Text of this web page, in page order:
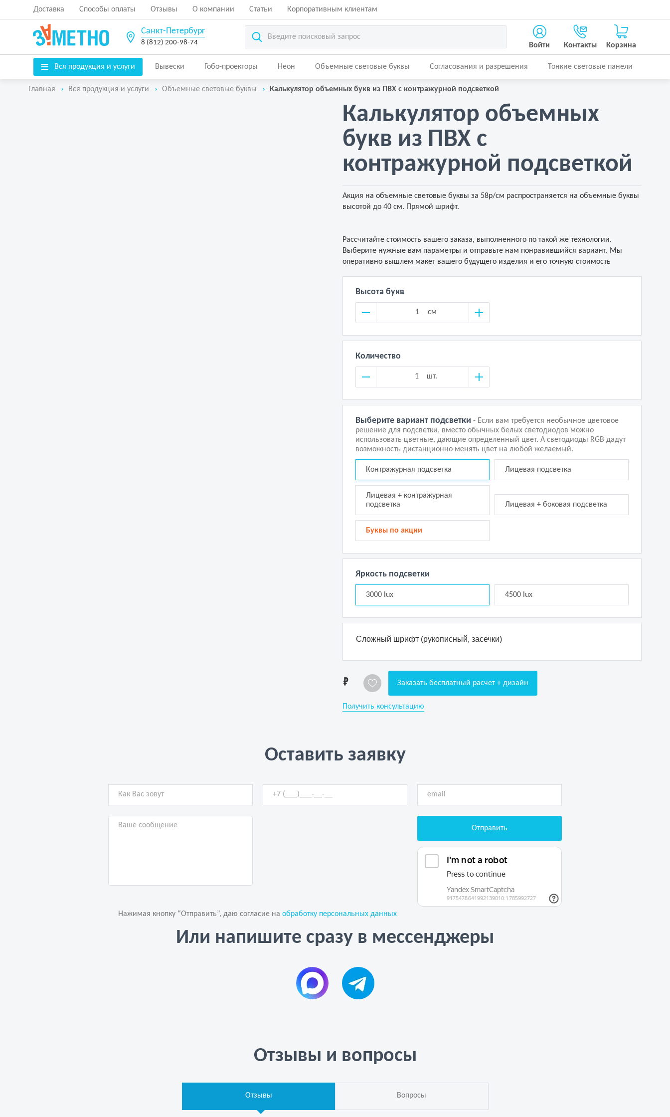
Доставка Способы оплаты Отзывы О компании Статьи Корпоративным клиентам
Санкт-Петербург
8 (812) 200-98-74 Войти Контакты Корзина
Вся продукция и услуги Вывески Гобо-проекторы Неон Объемные световые буквы Согласования и разрешения Тонкие световые панели
Главная Вся продукция и услуги Объемные световые буквы Калькулятор объемных букв из ПВХ с контражурной подсветкой
Калькулятор объемных
букв из ПВХ с
контражурной подсветкой
Акция на объемные световые буквы за 58р/см распространяется на объемные буквы
высотой до 40 см. Прямой шрифт.
Рассчитайте стоимость вашего заказа, выполненного по такой же технологии.
Выберите нужные вам параметры и отправьте нам понравившийся вариант. Мы
оперативно вышлем макет вашего будущего изделия и его точную стоимость
Высота букв
см
Количество
шт.
Выберите вариант подсветки - Если вам требуется необычное цветовое
решение для подсветки, вместо обычных белых светодиодов можно
использовать цветные, дающие определенный цвет. А светодиоды RGB дадут
возможность дистанционно менять цвет на любой желаемый.
Контражурная подсветка Лицевая подсветка
Лицевая + контражурная
подсветка
Лицевая + боковая подсветка
Буквы по акции
Яркость подсветки
3000 lux 4500 lux
Сложный шрифт (рукописный, засечки)
1 Заказать бесплатный расчет + дизайн
Получить консультацию
Оставить заявку
Нажимая кнопку “Отправить”, даю согласие на обработку персональных данных
Или напишите сразу в мессенджеры
Отзывы и вопросы
Отзывы Вопросы